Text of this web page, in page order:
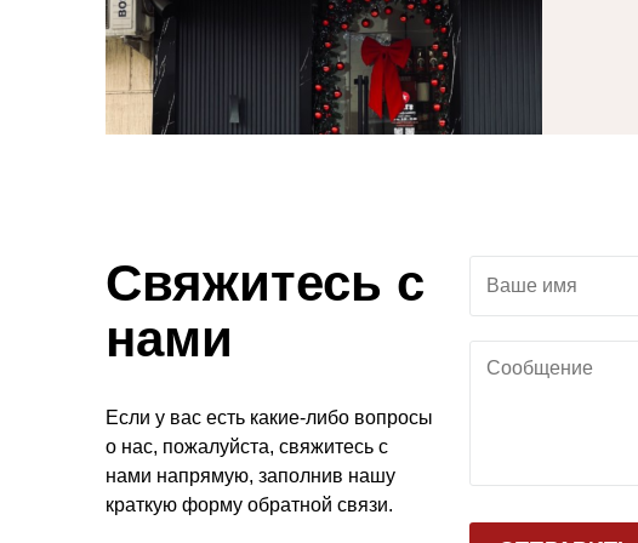
Свяжитесь с
нами
Если у вас есть какие-либо вопросы
о нас, пожалуйста, свяжитесь с
нами напрямую, заполнив нашу
краткую форму обратной связи.